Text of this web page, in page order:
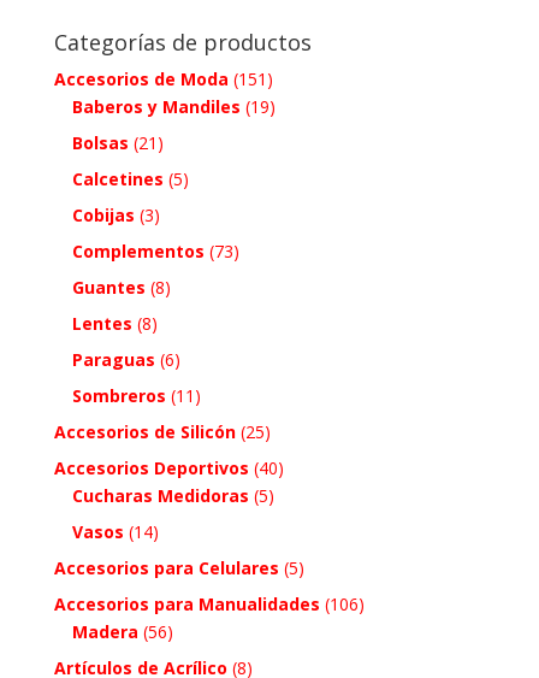
Categorías de productos
Accesorios de Moda (151)
Baberos y Mandiles (19)
Bolsas (21)
Calcetines (5)
Cobijas (3)
Complementos (73)
Guantes (8)
Lentes (8)
Paraguas (6)
Sombreros (11)
Accesorios de Silicón (25)
Accesorios Deportivos (40)
Cucharas Medidoras (5)
Vasos (14)
Accesorios para Celulares (5)
Accesorios para Manualidades (106)
Madera (56)
Artículos de Acrílico (8)